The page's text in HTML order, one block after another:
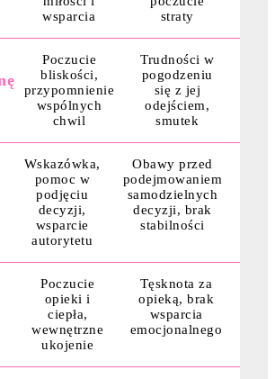
wsparcia
straty
Poczucie
bliskości,
przypomnienie
wspólnych
chwil
Trudności w
pogodzeniu
się z jej
odejściem,
smutek
Wskazówka,
pomoc w
podjęciu
decyzji,
wsparcie
autorytetu
Obawy przed
podejmowaniem
samodzielnych
decyzji, brak
stabilności
Poczucie
opieki i
ciepła,
wewnętrzne
ukojenie
Tęsknota za
opieką, brak
wsparcia
emocjonalnego